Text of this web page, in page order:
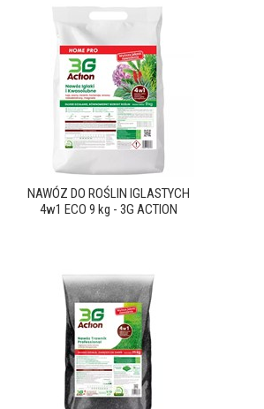
NAWÓZ DO ROŚLIN IGLASTYCH
4w1 ECO 9 kg - 3G ACTION